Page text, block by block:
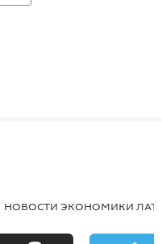
НОВОСТИ ЭКОНОМИКИ